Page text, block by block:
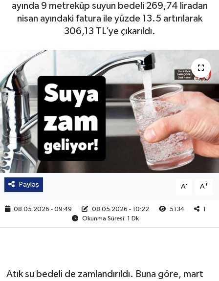
ayında 9 metreküp suyun bedeli 269,74 liradan
nisan ayındaki fatura ile yüzde 13.5 artırılarak
306,13 TL’ye çıkarıldı.
Paylaş A- A+
08.05.2026 - 09:49 08.05.2026 - 10:22 5134
1
Okunma Süresi: 1 Dk
Atık su bedeli de zamlandırıldı. Buna göre, mart